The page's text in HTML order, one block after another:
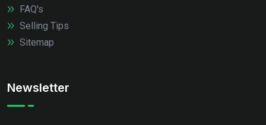
FAQ's
Selling Tips
Sitemap
Newsletter